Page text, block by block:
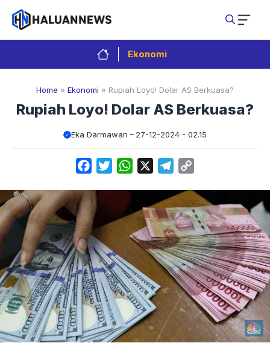
Langsung
isi
Ekonomi
Home » Ekonomi » Rupiah Loyo! Dolar AS Berkuasa?
Rupiah Loyo! Dolar AS Berkuasa?
Eka Darmawan 27-12-2024 - 02.15
FacebookTwitterWhatsApp Telegram